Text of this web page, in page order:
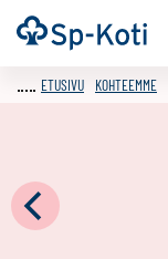
Siirry
sisältöön
Etusivu
ETUSIVU KOHTEEMME